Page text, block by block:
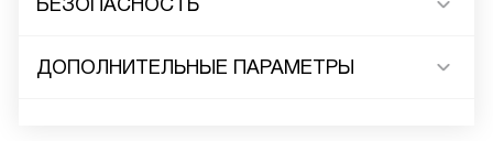
БЕЗОПАСНОСТЬ
ДОПОЛНИТЕЛЬНЫЕ ПАРАМЕТРЫ